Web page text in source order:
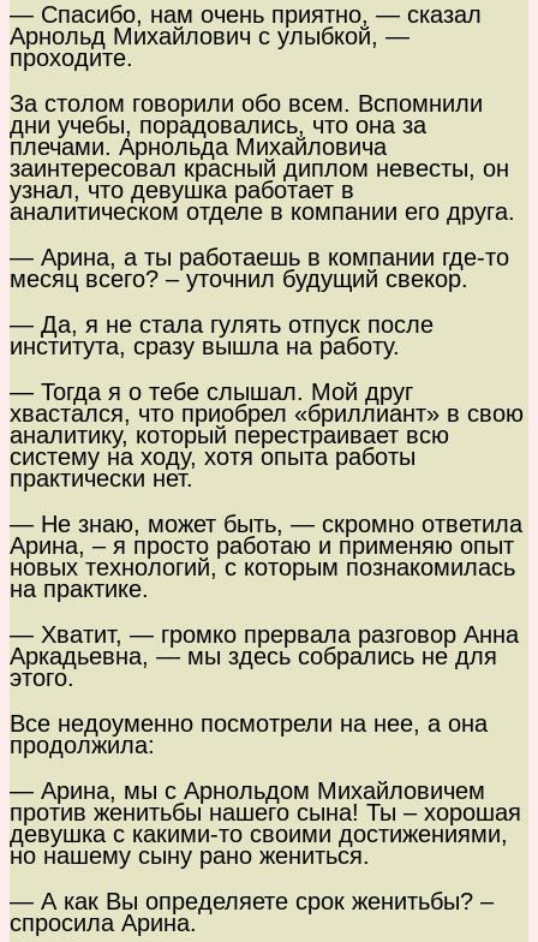
— Спасибо, нам очень приятно, — сказал
Арнольд Михайлович с улыбкой, —
проходите.
За столом говорили обо всем. Вспомнили
дни учебы, порадовались, что она за
плечами. Арнольда Михайловича
заинтересовал красный диплом невесты, он
узнал, что девушка работает в
аналитическом отделе в компании его друга.
— Арина, а ты работаешь в компании где-то
месяц всего? – уточнил будущий свекор.
— Да, я не стала гулять отпуск после
института, сразу вышла на работу.
— Тогда я о тебе слышал. Мой друг
хвастался, что приобрел «бриллиант» в свою
аналитику, который перестраивает всю
систему на ходу, хотя опыта работы
практически нет.
— Не знаю, может быть, — скромно ответила
Арина, – я просто работаю и применяю опыт
новых технологий, с которым познакомилась
на практике.
— Хватит, — громко прервала разговор Анна
Аркадьевна, — мы здесь собрались не для
этого.
Все недоуменно посмотрели на нее, а она
продолжила:
— Арина, мы с Арнольдом Михайловичем
против женитьбы нашего сына! Ты – хорошая
девушка с какими-то своими достижениями,
но нашему сыну рано жениться.
— А как Вы определяете срок женитьбы? –
спросила Арина.